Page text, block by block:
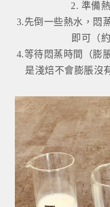
2. 準備
3.先倒一些熱水，悶
即可（
4.等待悶蒸時間（膨
是淺焙不會膨脹沒